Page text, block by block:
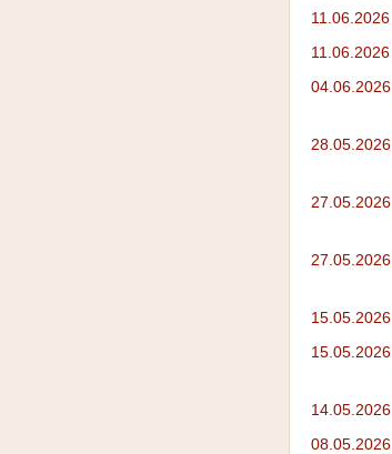
11.06.2026
11.06.2026
04.06.2026
28.05.2026
27.05.2026
27.05.2026
15.05.2026
15.05.2026
14.05.2026
08.05.2026